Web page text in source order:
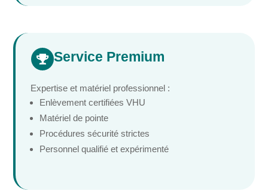
 Service Premium
Expertise et matériel professionnel :
Enlèvement certifiées VHU
Matériel de pointe
Procédures sécurité strictes
Personnel qualifié et expérimenté